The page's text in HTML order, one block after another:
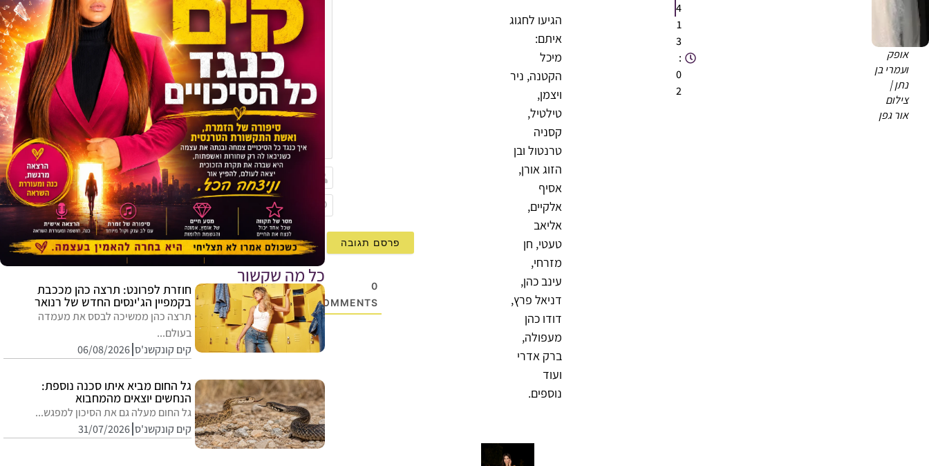
אופק
ועמרי בן
נתן |
צילום
אור גפן
4
1
3
:
0
2
הגיעו לחגוג
איתם:
מיכל
הקטנה, ניר
ויצמן,
טילטיל,
קסניה
טרנטול ובן
הזוג אורן,
אסיף
אלקיים,
אליאב
טעטי, חן
מזרחי,
עינב כהן,
דניאל פרץ,
דודו כהן
מעפולה,
ברק אדרי
ועוד
נוספים.
שם
0
COMMENTS
כל מה שקשור
חוזרת לפרונט: תרצה כהן מככבת
בקמפיין הג'ינסים החדש של רנואר
תרצה כהן ממשיכה לבסס את מעמדה
בעולם...
קים קונקשנ'ס 06/08/2026
גל החום מביא איתו סכנה נוספת:
הנחשים יוצאים מהמחבוא
גל החום מעלה גם את הסיכון למפגש...
קים קונקשנ'ס 31/07/2026